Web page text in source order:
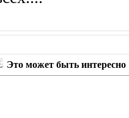
Это может быть интересно